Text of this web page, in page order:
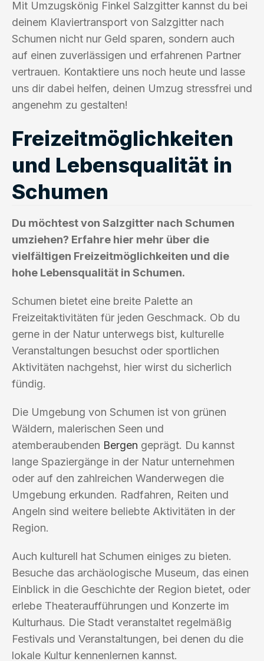
Mit Umzugskönig Finkel Salzgitter kannst du bei
deinem Klaviertransport von Salzgitter nach
Schumen nicht nur Geld sparen, sondern auch
auf einen zuverlässigen und erfahrenen Partner
vertrauen. Kontaktiere uns noch heute und lasse
uns dir dabei helfen, deinen Umzug stressfrei und
angenehm zu gestalten!
Freizeitmöglichkeiten
und Lebensqualität in
Schumen
Du möchtest von Salzgitter nach Schumen
umziehen? Erfahre hier mehr über die
vielfältigen Freizeitmöglichkeiten und die
hohe Lebensqualität in Schumen.
Schumen bietet eine breite Palette an
Freizeitaktivitäten für jeden Geschmack. Ob du
gerne in der Natur unterwegs bist, kulturelle
Veranstaltungen besuchst oder sportlichen
Aktivitäten nachgehst, hier wirst du sicherlich
fündig.
Die Umgebung von Schumen ist von grünen
Wäldern, malerischen Seen und
atemberaubenden Bergen geprägt. Du kannst
lange Spaziergänge in der Natur unternehmen
oder auf den zahlreichen Wanderwegen die
Umgebung erkunden. Radfahren, Reiten und
Angeln sind weitere beliebte Aktivitäten in der
Region.
Auch kulturell hat Schumen einiges zu bieten.
Besuche das archäologische Museum, das einen
Einblick in die Geschichte der Region bietet, oder
erlebe Theateraufführungen und Konzerte im
Kulturhaus. Die Stadt veranstaltet regelmäßig
Festivals und Veranstaltungen, bei denen du die
lokale Kultur kennenlernen kannst.